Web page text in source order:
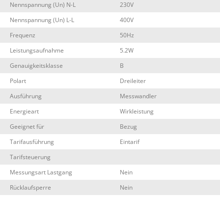
Nennspannung (Un) N-L
230V
Nennspannung (Un) L-L
400V
Frequenz
50Hz
Leistungsaufnahme
5.2W
Genauigkeitsklasse
B
Polart
Dreileiter
Ausführung
Messwandler
Energieart
Wirkleistung
Geeignet für
Bezug
Tarifausführung
Eintarif
Tarifsteuerung
Messungsart Lastgang
Nein
Rücklaufsperre
Nein